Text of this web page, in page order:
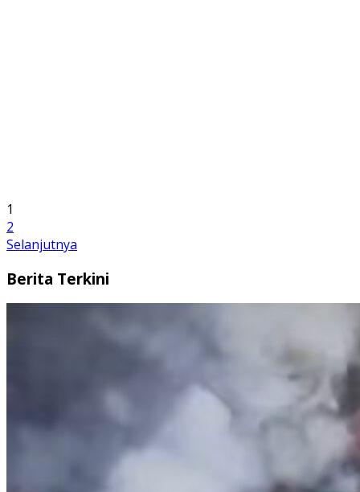
1
2
Selanjutnya
Berita Terkini